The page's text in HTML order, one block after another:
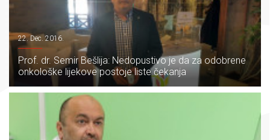
22. Dec. 2016.
Prof. dr. Semir Bešlija: Nedopustivo je da za odobrene
onkološke lijekove postoje liste čekanja